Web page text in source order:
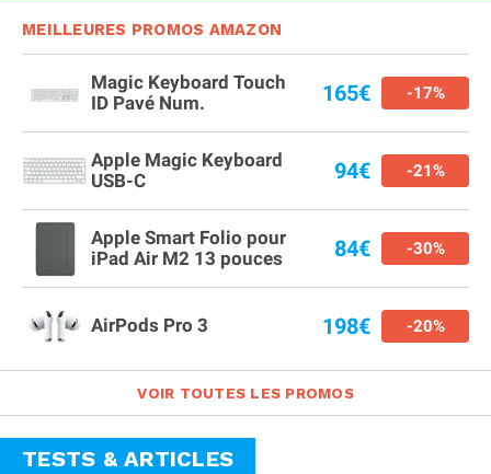
MEILLEURES PROMOS AMAZON
Magic Keyboard Touch
ID Pavé Num.
165€ -17%
Apple Magic Keyboard
USB-C
94€ -21%
Apple Smart Folio pour
iPad Air M2 13 pouces
84€ -30%
AirPods Pro 3 198€ -20%
VOIR TOUTES LES PROMOS
TESTS & ARTICLES